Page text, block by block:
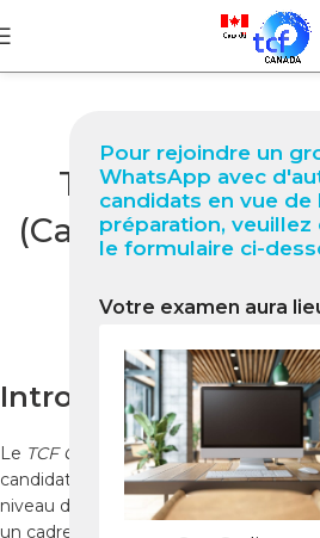
Pour rejoindre un
WhatsApp avec
candidats en vue de
préparation,
le formulaire ci-
Votre examen aura
BLOG
TCF Canada à
(Canada) Guide
NabilOn janvier 1,
Introduction
Le TCF Canada à Shelburneest une
candidats souhaitant immigrer au
niveau de français. Située en
un cadre tranquille, propice à la